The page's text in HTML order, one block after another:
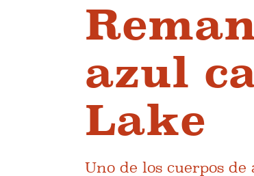
azul
Lake
Uno de los cuerpos